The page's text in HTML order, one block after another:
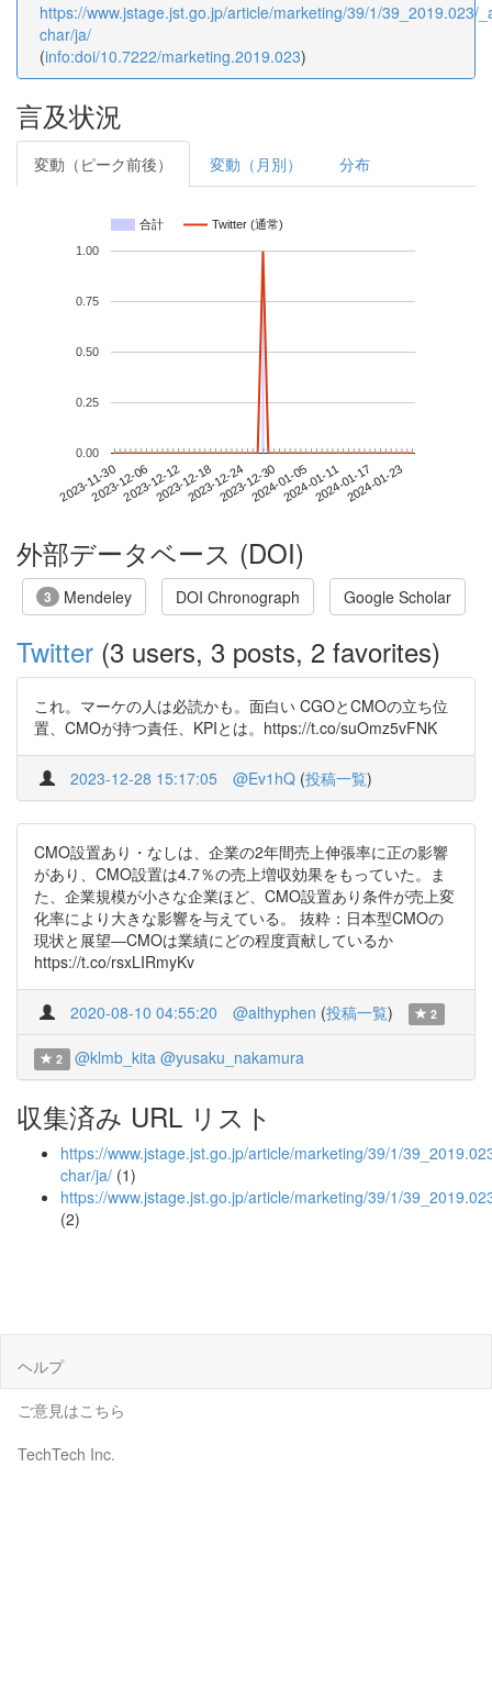
https://www.jstage.jst.go.jp/article/marketing/39/1/39_2019.023/
char/ja/
(info:doi/10.7222/marketing.2019.023)
言及状況
変動（ピーク前後） 変動（月別） 分布
合計 Twitter (通常)
2023-11-302023-12-062023-12-122023-12-182023-12-242023-12-302024-01-052024-01-112024-01-172024-01-23
0.00
0.25
0.50
0.75
1.00
外部データベース (DOI)
3 Mendeley DOI Chronograph Google Scholar
Twitter (3 users, 3 posts, 2 favorites)
これ。マーケの人は必読かも。面白い CGOとCMOの立ち位
置、CMOが持つ責任、KPIとは。https://t.co/suOmz5vFNK
2023-12-28 15:17:05 @Ev1hQ (投稿一覧)
CMO設置あり・なしは、企業の2年間売上伸張率に正の影響
があり、CMO設置は4.7％の売上増収効果をもっていた。ま
た、企業規模が小さな企業ほど、CMO設置あり条件が売上変
化率により大きな影響を与えている。 抜粋：日本型CMOの
現状と展望―CMOは業績にどの程度貢献しているか
https://t.co/rsxLIRmyKv
2020-08-10 04:55:20 @althyphen (投稿一覧) 2
2 @klmb_kita @yusaku_nakamura
収集済み URL リスト
https://www.jstage.jst.go.jp/article/marketing/39/1/
char/ja/ (1)
https://www.jstage.jst.go.jp/article/marketing/39/1/
(2)
ヘルプ
ご意見はこちら
TechTech Inc.